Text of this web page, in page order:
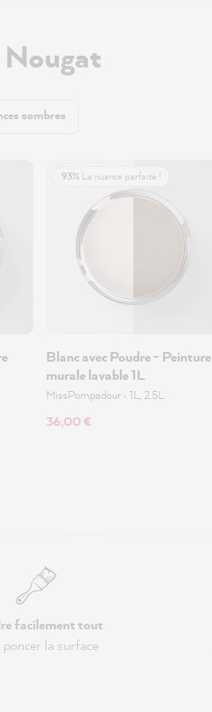
sombres
93% La nuance parfaite !
Blanc avec Poudre - Peinture
murale lavable 1L
MissPompadour • 1L, 2.5L
36,00 €
facilement tout
poncer la surface